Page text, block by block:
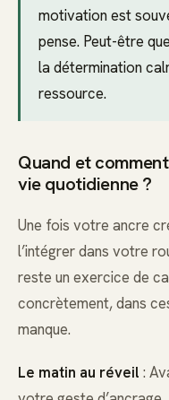
motivation est
pense. Peut-être
la détermination
ressource.
Quand et
vie quotidienne ?
Une fois votre ancre
l’intégrer dans votre
reste un exercice de
concrètement, dans
manque.
Le matin au réveil :